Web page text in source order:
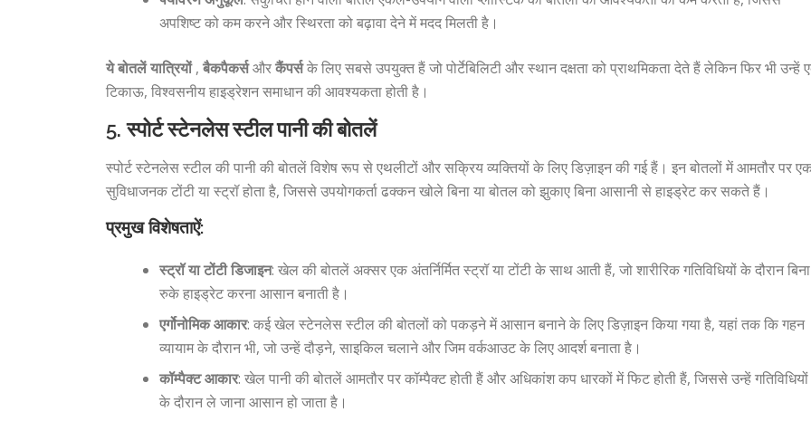
अपशिष्ट को कम करने और स्थिरता को बढ़ावा देने में मदद मिलती है।
ये बोतलें यात्रियों, बैकपैकर्सऔरकैंपर्सके लिए सबसे उपयुक्त हैं जो पोर्टेबिलिटी और स्थान दक्षता को प्राथमिकता देते हैं लेकिन फिर भी उन्हें
टिकाऊ, विश्वसनीय हाइड्रेशन समाधान की आवश्यकता होती है।
5.स्पोर्ट स्टेनलेस स्टील पानी की बोतलें
स्पोर्ट स्टेनलेस स्टील की पानी की बोतलें विशेष रूप से एथलीटों और सक्रिय व्यक्तियों के लिए डिज़ाइन की गई हैं। इन बोतलों में आमतौर पर
सुविधाजनक टोंटी या स्ट्रॉ होता है, जिससे उपयोगकर्ता ढक्कन खोले बिना या बोतल को झुकाए बिना आसानी से हाइड्रेट कर सकते हैं।
प्रमुख विशेषताऐं:
स्ट्रॉ या टोंटी डिजाइन: खेल की बोतलें अक्सर एक अंतर्निर्मित स्ट्रॉ या टोंटी के साथ आती हैं, जो शारीरिक गतिविधियों के दौरान बिना
रुके हाइड्रेट करना आसान बनाती है।
एर्गोनोमिक आकार: कई खेल स्टेनलेस स्टील की बोतलों को पकड़ने में आसान बनाने के लिए डिज़ाइन किया गया है, यहां तक ​​कि गहन
व्यायाम के दौरान भी, जो उन्हें दौड़ने, साइकिल चलाने और जिम वर्कआउट के लिए आदर्श बनाता है।
कॉम्पैक्ट आकार: खेल पानी की बोतलें आमतौर पर कॉम्पैक्ट होती हैं और अधिकांश कप धारकों में फिट होती हैं, जिससे उन्हें गतिविधियों
के दौरान ले जाना आसान हो जाता है।